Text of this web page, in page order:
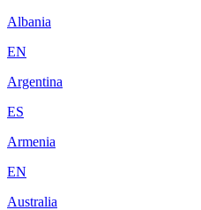
Albania
EN
Argentina
ES
Armenia
EN
Australia